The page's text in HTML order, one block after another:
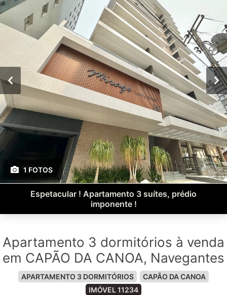
1 FOTOS
Espetacular ! Apartamento 3 suítes, prédio
imponente !
Apartamento 3 dormitórios à venda
em CAPÃO DA CANOA, Navegantes
APARTAMENTO 3 DORMITÓRIOS
CAPÃO DA CANOA
IMÓVEL 11234